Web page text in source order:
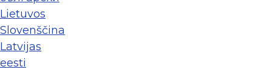
Lietuvos
Slovenščina
Latvijas
eesti